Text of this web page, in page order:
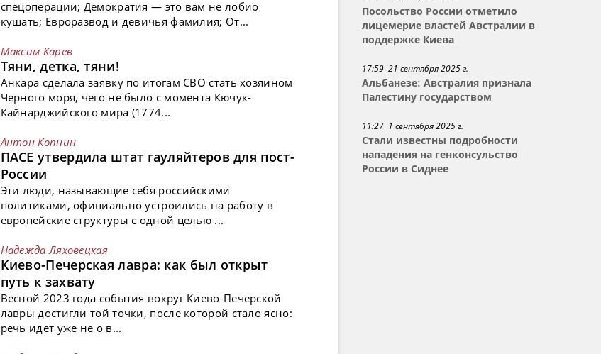
Посольство России отметило
лицемерие властей Австралии в
поддержке Киева
17:59 21 сентября 2025 г.
Альбанезе: Австралия признала
Палестину государством
11:27 1 сентября 2025 г.
Стали известны подробности
нападения на генконсульство
России в Сиднее
спецоперации; Демократия — это вам не лобио
кушать; Евроразвод и девичья фамилия; От...
Максим Карев
Тяни, детка, тяни!
Анкара сделала заявку по итогам СВО стать хозяином
Черного моря, чего не было с момента Кючук-
Кайнарджийского мира (1774...
Антон Копнин
ПАСЕ утвердила штат гауляйтеров для пост-
России
Эти люди, называющие себя российскими
политиками, официально устроились на работу в
европейские структуры с одной целью ...
Надежда Ляховецкая
Киево-Печерская лавра: как был открыт
путь к захвату
Весной 2023 года события вокруг Киево-Печерской
лавры достигли той точки, после которой стало ясно:
речь идет уже не о в...